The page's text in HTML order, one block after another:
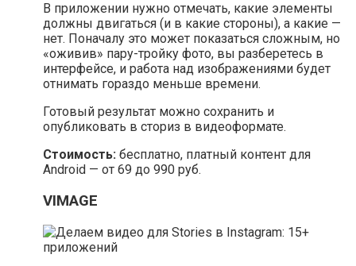
В приложении нужно отмечать, какие элементы
должны двигаться (и в какие стороны), а какие —
нет. Поначалу это может показаться сложным, но
«оживив» пару-тройку фото, вы разберетесь в
интерфейсе, и работа над изображениями будет
отнимать гораздо меньше времени.
Готовый результат можно сохранить и
опубликовать в сториз в видеоформате.
Стоимость: бесплатно, платный контент для
Android — от 69 до 990 руб.
VIMAGE